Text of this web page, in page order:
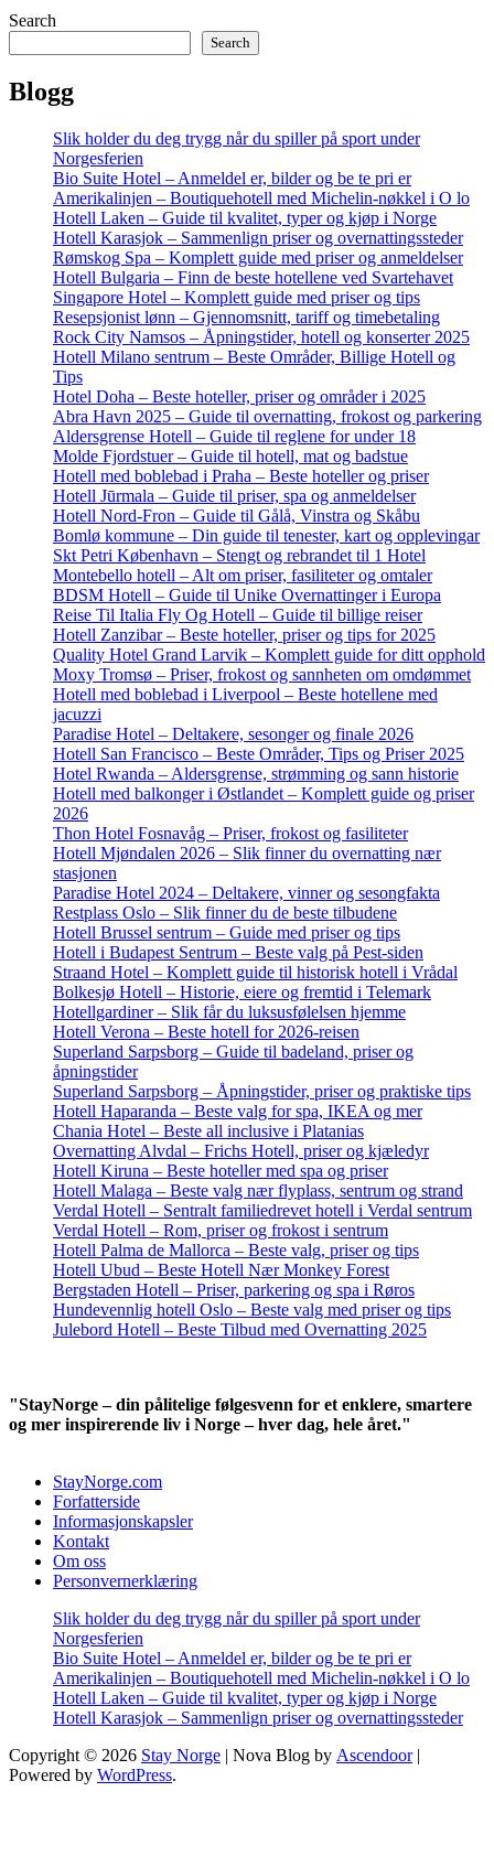
Search
Search
Blogg
Slik holder du deg trygg når du spiller på sport under
Norgesferien
Bio Suite Hotel – Anmeldel er, bilder og be te pri er
Amerikalinjen – Boutiquehotell med Michelin-nøkkel i O lo
Hotell Laken – Guide til kvalitet, typer og kjøp i Norge
Hotell Karasjok – Sammenlign priser og overnattingssteder
Rømskog Spa – Komplett guide med priser og anmeldelser
Hotell Bulgaria – Finn de beste hotellene ved Svartehavet
Singapore Hotel – Komplett guide med priser og tips
Resepsjonist lønn – Gjennomsnitt, tariff og timebetaling
Rock City Namsos – Åpningstider, hotell og konserter 2025
Hotell Milano sentrum – Beste Områder, Billige Hotell og
Tips
Hotel Doha – Beste hoteller, priser og områder i 2025
Abra Havn 2025 – Guide til overnatting, frokost og parkering
Aldersgrense Hotell – Guide til reglene for under 18
Molde Fjordstuer – Guide til hotell, mat og badstue
Hotell med boblebad i Praha – Beste hoteller og priser
Hotell Jūrmala – Guide til priser, spa og anmeldelser
Hotell Nord-Fron – Guide til Gålå, Vinstra og Skåbu
Bomlø kommune – Din guide til tenester, kart og opplevingar
Skt Petri København – Stengt og rebrandet til 1 Hotel
Montebello hotell – Alt om priser, fasiliteter og omtaler
BDSM Hotell – Guide til Unike Overnattinger i Europa
Reise Til Italia Fly Og Hotell – Guide til billige reiser
Hotell Zanzibar – Beste hoteller, priser og tips for 2025
Quality Hotel Grand Larvik – Komplett guide for ditt opphold
Moxy Tromsø – Priser, frokost og sannheten om omdømmet
Hotell med boblebad i Liverpool – Beste hotellene med
jacuzzi
Paradise Hotel – Deltakere, sesonger og finale 2026
Hotell San Francisco – Beste Områder, Tips og Priser 2025
Hotel Rwanda – Aldersgrense, strømming og sann historie
Hotell med balkonger i Østlandet – Komplett guide og priser
2026
Thon Hotel Fosnavåg – Priser, frokost og fasiliteter
Hotell Mjøndalen 2026 – Slik finner du overnatting nær
stasjonen
Paradise Hotel 2024 – Deltakere, vinner og sesongfakta
Restplass Oslo – Slik finner du de beste tilbudene
Hotell Brussel sentrum – Guide med priser og tips
Hotell i Budapest Sentrum – Beste valg på Pest-siden
Straand Hotel – Komplett guide til historisk hotell i Vrådal
Bolkesjø Hotell – Historie, eiere og fremtid i Telemark
Hotellgardiner – Slik får du luksusfølelsen hjemme
Hotell Verona – Beste hotell for 2026-reisen
Superland Sarpsborg – Guide til badeland, priser og
åpningstider
Superland Sarpsborg – Åpningstider, priser og praktiske tips
Hotell Haparanda – Beste valg for spa, IKEA og mer
Chania Hotel – Beste all inclusive i Platanias
Overnatting Alvdal – Frichs Hotell, priser og kjæledyr
Hotell Kiruna – Beste hoteller med spa og priser
Hotell Malaga – Beste valg nær flyplass, sentrum og strand
Verdal Hotell – Sentralt familiedrevet hotell i Verdal sentrum
Verdal Hotell – Rom, priser og frokost i sentrum
Hotell Palma de Mallorca – Beste valg, priser og tips
Hotell Ubud – Beste Hotell Nær Monkey Forest
Bergstaden Hotell – Priser, parkering og spa i Røros
Hundevennlig hotell Oslo – Beste valg med priser og tips
Julebord Hotell – Beste Tilbud med Overnatting 2025
"StayNorge – din pålitelige følgesvenn for et enklere, smartere
og mer inspirerende liv i Norge – hver dag, hele året."
StayNorge.com
Forfatterside
Informasjonskapsler
Kontakt
Om oss
Personvernerklæring
Slik holder du deg trygg når du spiller på sport under
Norgesferien
Bio Suite Hotel – Anmeldel er, bilder og be te pri er
Amerikalinjen – Boutiquehotell med Michelin-nøkkel i O lo
Hotell Laken – Guide til kvalitet, typer og kjøp i Norge
Hotell Karasjok – Sammenlign priser og overnattingssteder
Copyright © 2026 Stay Norge | Nova Blog by Ascendoor|
Powered by WordPress.